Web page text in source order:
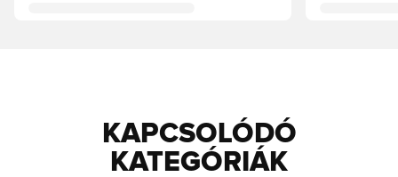
KAPCSOLÓDÓ
KATEGÓRIÁK